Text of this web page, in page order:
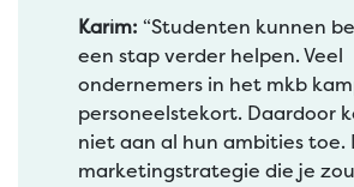
Karim: “Studenten kunnen
een stap verder helpen. Veel
ondernemers in het mkb
personeelstekort. Daardoor
niet aan al hun ambities toe.
marketingstrategie die je